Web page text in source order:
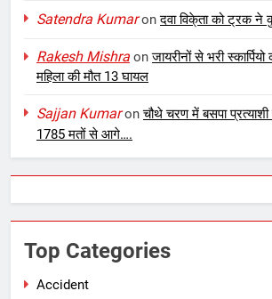
Satendra Kumaronदवा विके्ता को ट्रक ने
Rakesh Mishra onजायरीनों से भरी
महिला की मौत 13 घायल
Sajjan Kumaronचौथे चरण में बसपा
1785 मतों से आगे….
Top Categories
Accident